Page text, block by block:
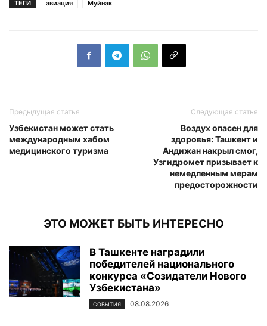
ТЕГИ авиация Муйнак
Предыдущая статья
Узбекистан может стать
международным хабом
медицинского туризма
Следующая статья
Воздух опасен для
здоровья: Ташкент и
Андижан накрыл смог,
Узгидромет призывает к
немедленным мерам
предосторожности
ЭТО МОЖЕТ БЫТЬ ИНТЕРЕСНО
В Ташкенте наградили
победителей национального
конкурса «Созидатели Нового
Узбекистана»
СОБЫТИЯ 08.08.2026